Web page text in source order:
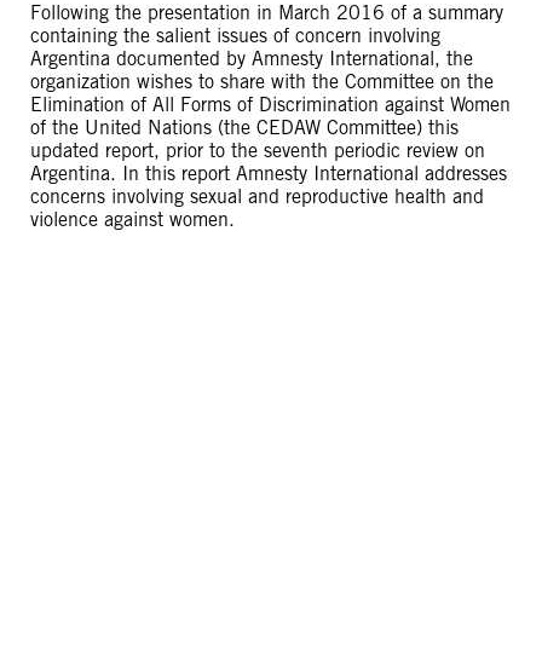
Following the presentation in March 2016 of a summary
containing the salient issues of concern involving
Argentina documented by Amnesty International, the
organization wishes to share with the Committee on the
Elimination of All Forms of Discrimination against Women
of the United Nations (the CEDAW Committee) this
updated report, prior to the seventh periodic review on
Argentina. In this report Amnesty International addresses
concerns involving sexual and reproductive health and
violence against women.